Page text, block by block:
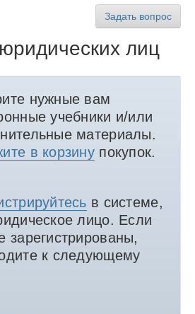
Задать вопрос
лиц
нужные вам
учебники и/или
материалы.
в корзину покупок.
в системе,
лицо. Если
зарегистрированы,
к следующему